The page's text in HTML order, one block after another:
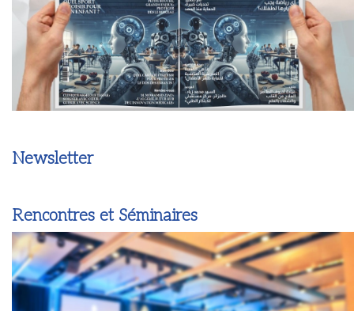
Newsletter
Rencontres et Séminaires